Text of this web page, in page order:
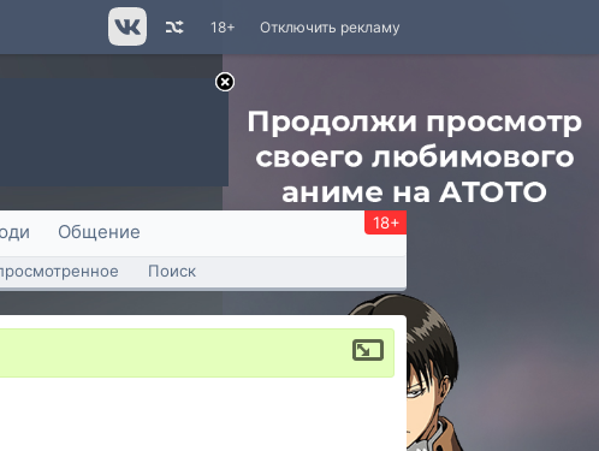
Отключить рекламу
18+
Общение 18+
Поиск